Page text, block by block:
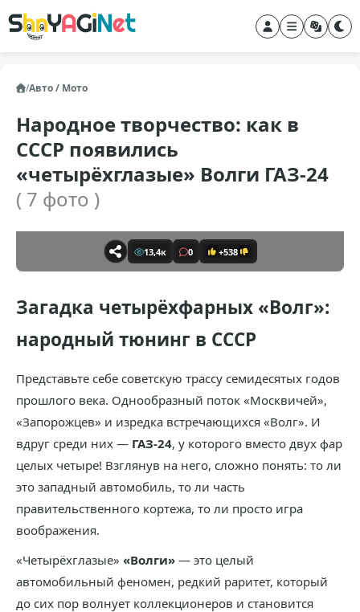
/Авто / Мото
Народное творчество: как в
СССР появились
«четырёхглазые» Волги ГАЗ-24
( 7 фото )
13,4к 0 +538
Загадка четырёхфарных «Волг»:
народный тюнинг в СССР
Представьте себе советскую трассу семидесятых годов
прошлого века. Однообразный поток «Москвичей»,
«Запорожцев» и изредка встречающихся «Волг». И
вдруг среди них — ГАЗ-24, у которого вместо двух фар
целых четыре! Взглянув на него, сложно понять: то ли
это западный автомобиль, то ли часть
правительственного кортежа, то ли просто игра
воображения.
«Четырёхглазые» «Волги» — это целый
автомобильный феномен, редкий раритет, который
до сих пор волнует коллекционеров и становится